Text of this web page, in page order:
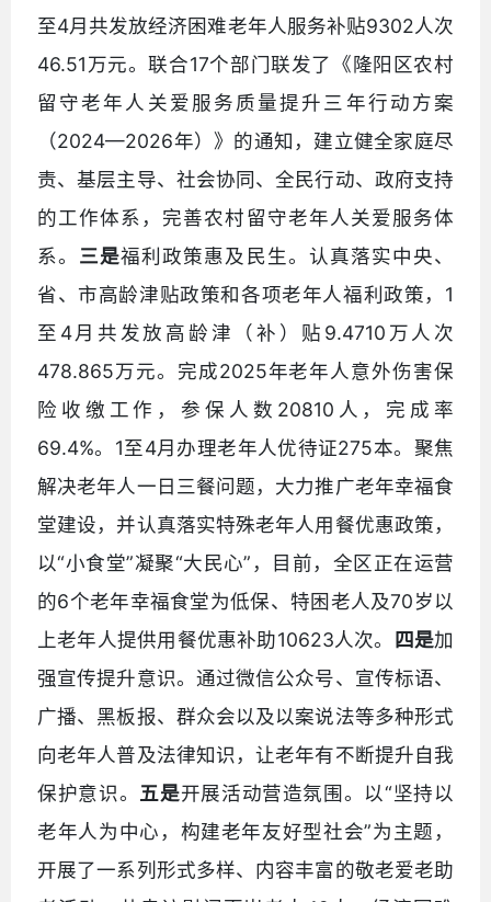
至4月共发放经济困难老年人服务补贴9302人次
46.51万元。联合17个部门联发了《隆阳区农村
留守老年人关爱服务质量提升三年行动方案
（2024—2026年）》的通知，建立健全家庭尽
责、基层主导、社会协同、全民行动、政府支持
的工作体系，完善农村留守老年人关爱服务体
系。 三是福利政策惠及民生。认真落实中央、
省、市高龄津贴政策和各项老年人福利政策，1
至4月共发放高龄津（补）贴9.4710万人次
478.865万元。完成2025年老年人意外伤害保
险收缴工作，参保人数20810人，完成率
69.4%。1至4月办理老年人优待证275本。聚焦
解决老年人一日三餐问题，大力推广老年幸福食
堂建设，并认真落实特殊老年人用餐优惠政策，
以“小食堂”凝聚“大民心”，目前，全区正在运营
的6个老年幸福食堂为低保、特困老人及70岁以
上老年人提供用餐优惠补助10623人次。 四是加
强宣传提升意识。通过微信公众号、宣传标语、
广播、黑板报、群众会以及以案说法等多种形式
向老年人普及法律知识，让老年有不断提升自我
保护意识。 五是开展活动营造氛围。以“坚持以
老年人为中心，构建老年友好型社会”为主题，
开展了一系列形式多样、内容丰富的敬老爱老助